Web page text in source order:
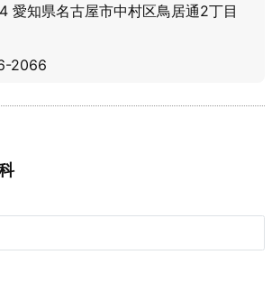
知県名古屋市中村区鳥居通2丁目
2066